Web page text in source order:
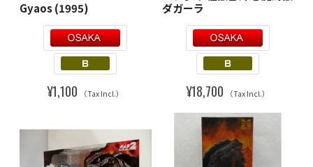
Gyaos (1995)
¥1,100 （Tax Incl.）
ダガーラ
¥18,700 （Tax Incl.）